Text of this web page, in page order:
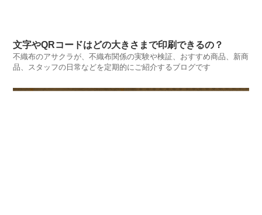
文字やQRコードはどの大きさまで印刷できるの？
不織布のアサクラが、不織布関係の実験や検証、おすすめ商品、新商
品、スタッフの日常などを定期的にご紹介するブログです